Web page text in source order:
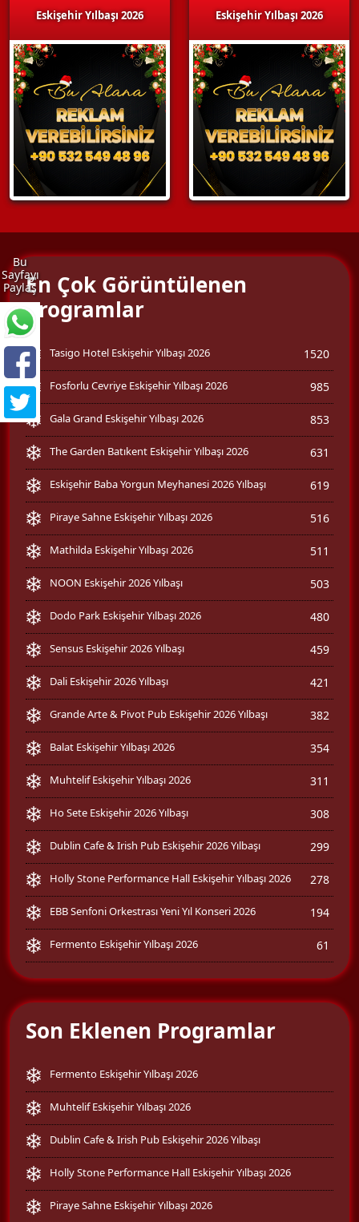
Eskişehir Yılbaşı 2026 Eskişehir Yılbaşı 2026
Bu
Sayfayı
PaylaşEn Çok Görüntülenen
Programlar
Tasigo Hotel Eskişehir Yılbaşı 2026 1520
Fosforlu Cevriye Eskişehir Yılbaşı 2026 985
Gala Grand Eskişehir Yılbaşı 2026 853
The Garden Batıkent Eskişehir Yılbaşı 2026 631
Eskişehir Baba Yorgun Meyhanesi 2026 Yılbaşı 619
Piraye Sahne Eskişehir Yılbaşı 2026 516
Mathilda Eskişehir Yılbaşı 2026 511
NOON Eskişehir 2026 Yılbaşı 503
Dodo Park Eskişehir Yılbaşı 2026 480
Sensus Eskişehir 2026 Yılbaşı 459
Dali Eskişehir 2026 Yılbaşı 421
Grande Arte & Pivot Pub Eskişehir 2026 Yılbaşı 382
Balat Eskişehir Yılbaşı 2026 354
Muhtelif Eskişehir Yılbaşı 2026 311
Ho Sete Eskişehir 2026 Yılbaşı 308
Dublin Cafe & Irish Pub Eskişehir 2026 Yılbaşı 299
Holly Stone Performance Hall Eskişehir Yılbaşı 2026 278
EBB Senfoni Orkestrası Yeni Yıl Konseri 2026 194
Fermento Eskişehir Yılbaşı 2026 61
Son Eklenen Programlar
Fermento Eskişehir Yılbaşı 2026
Muhtelif Eskişehir Yılbaşı 2026
Dublin Cafe & Irish Pub Eskişehir 2026 Yılbaşı
Holly Stone Performance Hall Eskişehir Yılbaşı 2026
Piraye Sahne Eskişehir Yılbaşı 2026